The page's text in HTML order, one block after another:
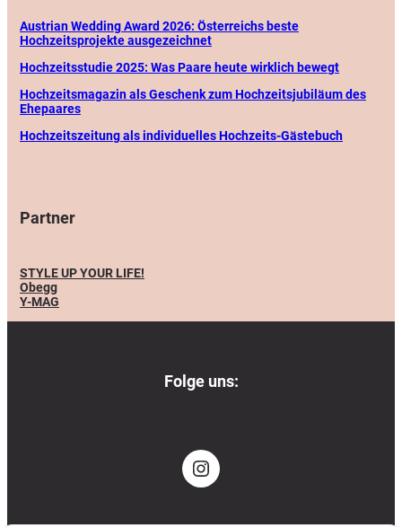
Austrian Wedding Award 2026: Österreichs beste
Hochzeitsprojekte ausgezeichnet
Hochzeitsstudie 2025: Was Paare heute wirklich bewegt
Hochzeitsmagazin als Geschenk zum Hochzeitsjubiläum des
Ehepaares
Hochzeitszeitung als individuelles Hochzeits-Gästebuch
Partner
STYLE UP YOUR LIFE!
Obegg
Y-MAG
Folge uns:
Instagram
verbessern können. Beinhaltet Heatmaps und anonymisierte